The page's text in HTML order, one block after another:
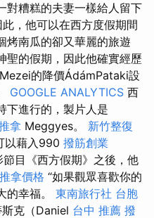
對糟糕的夫妻一樣給人留下
此，他可以在西方度假期間
烤南瓜的卻又華麗的旅遊
聖的假期，因此他確實經歷
的降價ÁdámPataki設
GOOGLE ANALYTICS 西
下進行的，製片人是
拿 Meggyes。 新竹整復
以藉入990 撥筋創業
節目《西方假期》之後，他
推拿價格 “如果觀眾喜歡你的
的幸福。 東南旅行社 台胞
克（Daniel 台中 推薦 撥